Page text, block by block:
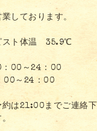
しております。
スト体温 35.9℃
00～24：00
00～24：00
約は21:00までご連絡下